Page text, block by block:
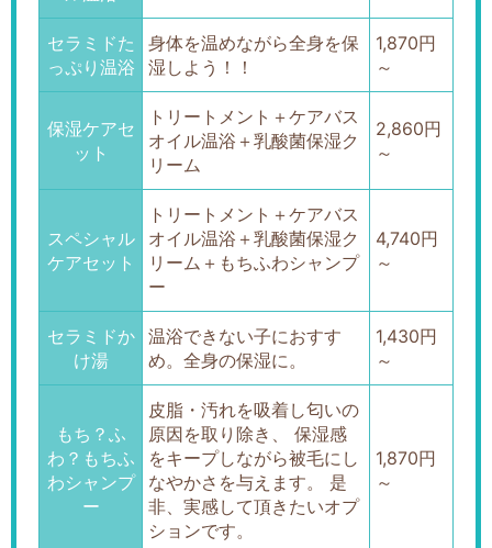
セラミドた
っぷり温浴
身体を温めながら全身を保
湿しよう！！
1,870円
～
保湿ケアセ
ット
トリートメント＋ケアバス
オイル温浴＋乳酸菌保湿ク
リーム
2,860円
～
スペシャル
ケアセット
トリートメント＋ケアバス
オイル温浴＋乳酸菌保湿ク
リーム＋もちふわシャンプ
ー
4,740円
～
セラミドか
け湯
温浴できない子におすす
め。全身の保湿に。
1,430円
～
もち？ふ
わ？もちふ
わシャンプ
ー
皮脂・汚れを吸着し匂いの
原因を取り除き、 保湿感
をキープしながら被毛にし
なやかさを与えます。 是
非、実感して頂きたいオプ
ションです。
1,870円
～